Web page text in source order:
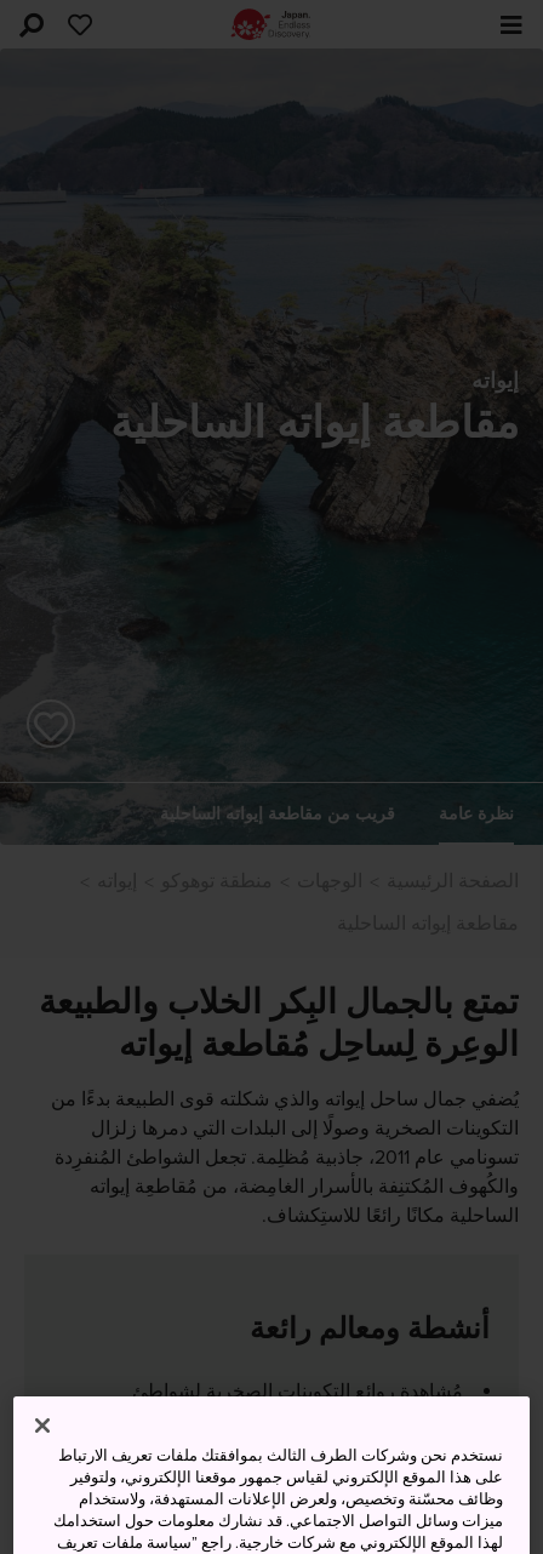
إيواته
مقاطعة إيواته الساحلية
نظرة عامة قريب من مقاطعة إيواته الساحلية
تمتع بالجمال البِكر الخلاب والطبيعة
الوعِرة لِساحِل مُقاطعة إيواته
يُضفي جمال ساحل إيواته والذي شكلته قوى الطبيعة بدءًا من
التكوينات الصخرية وصولًا إلى البلدات التي دمرها زلزال
تسونامي عام 2011، جاذبية مُظلِمة. تجعل الشواطئ المُنفرِدة
والكُهوف المُكتنِفة بالأسرار الغامِضة، من مُقاطعِة إيواته
الساحلية مكانًا رائعًا للاستِكشاف.
أنشطة ومعالم رائعة
مُشاهدة روائع التكوينات الصخرية لشواطئ
غويشي
زيارة كهف ريوسندو وبحيراته الجوفية الغامضة
صنع المجوهرات من العنبر في متحف العنبر المحلي
نستخدم نحن وشركات الطرف الثالث بموافقتك ملفات تعريف الارتباط
على هذا الموقع الإلكتروني لقياس جمهور موقعنا الإلكتروني، ولتوفير
وظائف محسّنة وتخصيص، ولعرض الإعلانات المستهدفة، ولاستخدام
ميزات وسائل التواصل الاجتماعي. قد نشارك معلومات حول استخدامك
لهذا الموقع الإلكتروني مع شركات خارجية. راجع ”سياسة ملفات تعريف